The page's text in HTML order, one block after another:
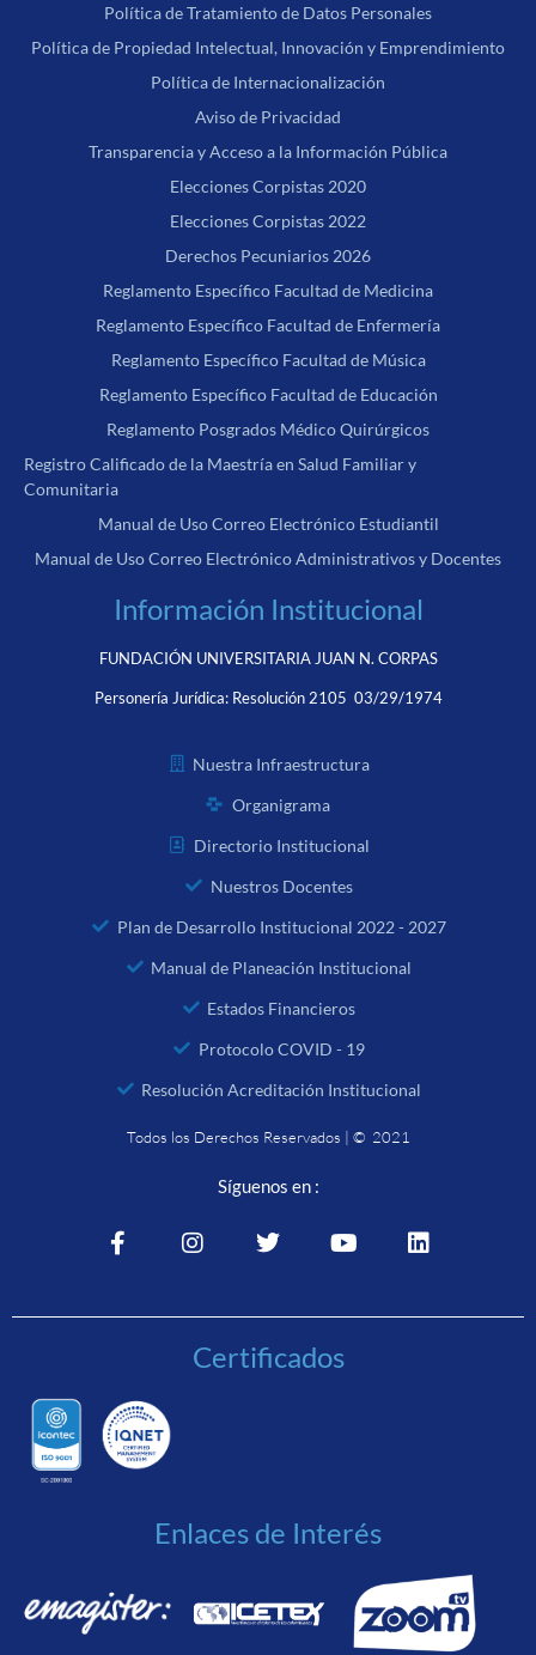
Política de Tratamiento de Datos Personales
Política de Propiedad Intelectual, Innovación y Emprendimiento
Política de Internacionalización
Aviso de Privacidad
Transparencia y Acceso a la Información Pública
Elecciones Corpistas 2020
Elecciones Corpistas 2022
Derechos Pecuniarios 2026
Reglamento Específico Facultad de Medicina
Reglamento Específico Facultad de Enfermería
Reglamento Específico Facultad de Música
Reglamento Específico Facultad de Educación
Reglamento Posgrados Médico Quirúrgicos
Registro Calificado de la Maestría en Salud Familiar y
Comunitaria
Manual de Uso Correo Electrónico Estudiantil
Manual de Uso Correo Electrónico Administrativos y Docentes
Información Institucional
FUNDACIÓN UNIVERSITARIA JUAN N. CORPAS
Personería Jurídica: Resolución 2105 03/29/1974
Nuestra Infraestructura
Organigrama
Directorio Institucional
Nuestros Docentes
Plan de Desarrollo Institucional 2022 - 2027
Manual de Planeación Institucional
Estados Financieros
Protocolo COVID - 19
Resolución Acreditación Institucional
Todos los Derechos Reservados | © 2021
Síguenos en :
Certificados
Enlaces de Interés